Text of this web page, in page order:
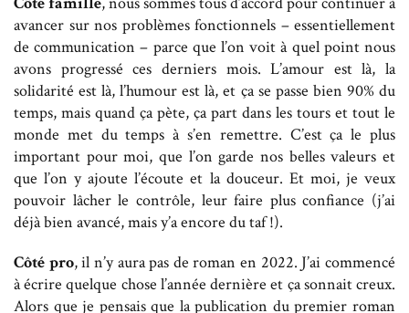
avancer sur nos problèmes fonctionnels – essentiellement
de communication – parce que l’on voit à quel point nous
avons progressé ces derniers mois. L’amour est là, la
solidarité est là, l’humour est là, et ça se passe bien 90% du
temps, mais quand ça pète, ça part dans les tours et tout le
monde met du temps à s’en remettre. C’est ça le plus
important pour moi, que l’on garde nos belles valeurs et
que l’on y ajoute l’écoute et la douceur. Et moi, je veux
pouvoir lâcher le contrôle, leur faire plus confiance (j’ai
déjà bien avancé, mais y’a encore du taf !).
Côté pro, il n’y aura pas de roman en 2022. J’ai commencé
à écrire quelque chose l’année dernière et ça sonnait creux.
Alors que je pensais que la publication du premier roman